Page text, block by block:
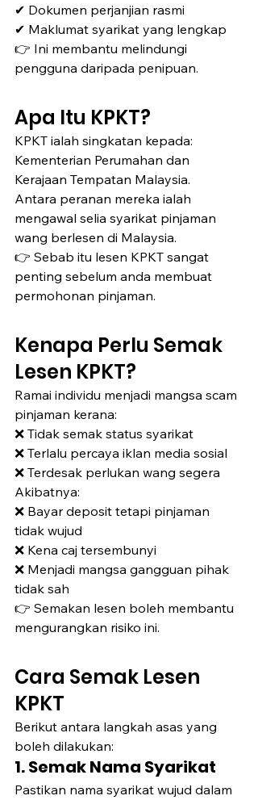
✔ Dokumen perjanjian rasmi
✔ Maklumat syarikat yang lengkap
👉 Ini membantu melindungi
pengguna daripada penipuan.
Apa Itu KPKT?
KPKT ialah singkatan kepada:
Kementerian Perumahan dan
Kerajaan Tempatan Malaysia.
Antara peranan mereka ialah
mengawal selia syarikat pinjaman
wang berlesen di Malaysia.
👉 Sebab itu lesen KPKT sangat
penting sebelum anda membuat
permohonan pinjaman.
Kenapa Perlu Semak
Lesen KPKT?
Ramai individu menjadi mangsa scam
pinjaman kerana:
❌ Tidak semak status syarikat
❌ Terlalu percaya iklan media sosial
❌ Terdesak perlukan wang segera
Akibatnya:
❌ Bayar deposit tetapi pinjaman
tidak wujud
❌ Kena caj tersembunyi
❌ Menjadi mangsa gangguan pihak
tidak sah
👉 Semakan lesen boleh membantu
mengurangkan risiko ini.
Cara Semak Lesen
KPKT
Berikut antara langkah asas yang
boleh dilakukan:
1. Semak Nama Syarikat
Pastikan nama syarikat wujud dalam